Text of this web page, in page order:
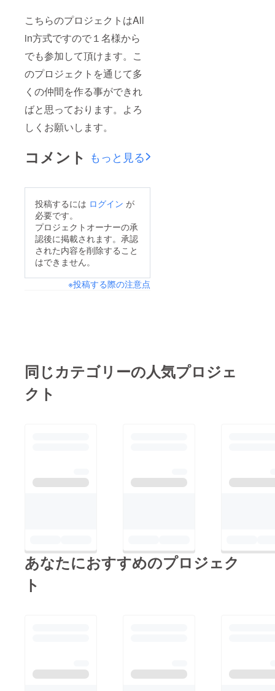
こちらのプロジェクトはAll
in方式ですので１名様から
でも参加して頂けます。こ
のプロジェクトを通じて多
くの仲間を作る事ができれ
ばと思っております。よろ
しくお願いします。
コメント もっと見る
投稿するには ログイン が
必要です。
プロジェクトオーナーの承
認後に掲載されます。承認
された内容を削除すること
はできません。
※投稿する際の注意点
同じカテゴリーの人気プロジェ
クト
あなたにおすすめのプロジェク
ト